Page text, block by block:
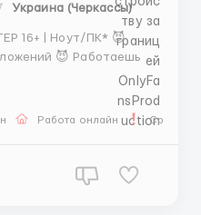
Украина (Черкассы)
16+ | Ноут/ПК* 😈
Работаешь 8
Работа онлайн Срочная